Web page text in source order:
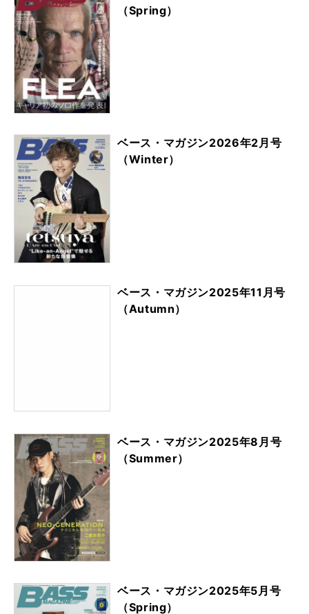
（Spring）
ベース・マガジン2026年2月号
（Winter）
ベース・マガジン2025年11月号
（Autumn）
ベース・マガジン2025年8月号
（Summer）
ベース・マガジン2025年5月号
（Spring）